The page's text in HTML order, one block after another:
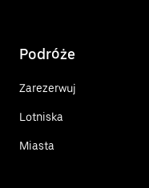
Podróże
Zarezerwuj
Lotniska
Miasta